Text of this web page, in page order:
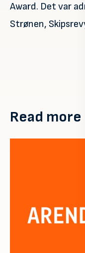
Award. Det var
Strønen,
Read more